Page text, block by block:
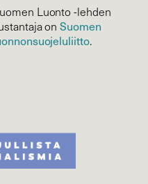
Luonto -lehden
onSuomen
.